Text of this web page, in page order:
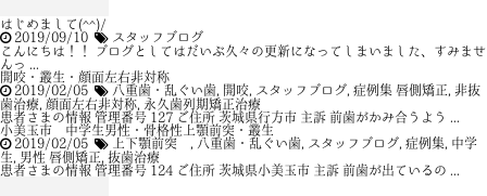
はじめまして(^^)/
2019/09/10
スタッフブログ
こんにちは！！ ブログとしてはだいぶ久々の更新になってしまいました、すみませ
んっ ...
開咬・叢生・顔面左右非対称
2019/02/05
八重歯・乱ぐい歯 開咬 スタッフブログ 症例集 唇側矯正 非抜
歯治療
顔面左右非対称 永久歯列期矯正治療
患者さまの情報 管理番号 127 ご住所 茨城県行方市 主訴 前歯がかみ合うよう ...
小美玉市 中学生男性・骨格性上顎前突・叢生
2019/02/05
上下顎前突 八重歯・乱ぐい歯 スタッフブログ 症例集
中学
生
男性 唇側矯正 抜歯治療
患者さまの情報 管理番号 124 ご住所 茨城県小美玉市 主訴 前歯が出ているの ...